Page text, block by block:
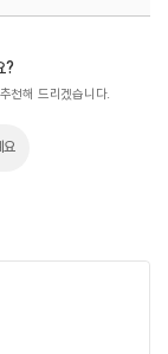
?
천해 드리겠습니다.
요